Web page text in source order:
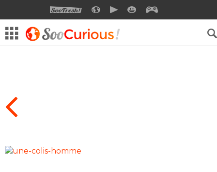
SOOFRESHSOOCURIOUSSOOMOTION
SOOSMILE